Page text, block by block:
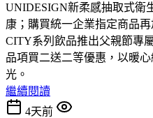
UNIDESIGN新柔感抽取式衛
康；購買統一企業指定商品再
CITY系列飲品推出父親節專
品項買二送二等優惠，以暖
光。
繼續閱讀
4天前